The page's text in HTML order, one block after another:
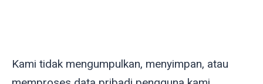
Kami tidak mengumpulkan, menyimpan, atau